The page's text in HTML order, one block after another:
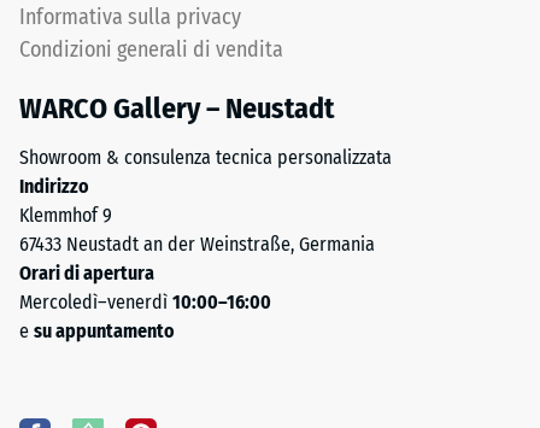
Informativa sulla privacy
Condizioni generali di vendita
WARCO Gallery – Neustadt
Showroom & consulenza tecnica personalizzata
Indirizzo
Klemmhof 9
67433 Neustadt an der Weinstraße, Germania
Orari di apertura
Mercoledì–venerdì 10:00–16:00
e su appuntamento